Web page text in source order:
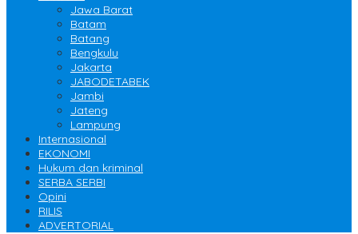
Jawa Barat
Batam
Batang
Bengkulu
Jakarta
JABODETABEK
Jambi
Jateng
Lampung
Internasional
EKONOMI
Hukum dan kriminal
SERBA SERBI
Opini
RILIS
ADVERTORIAL